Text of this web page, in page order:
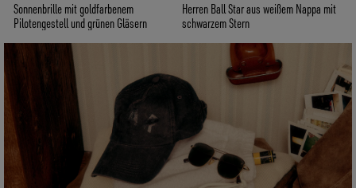
Sonnenbrille mit goldfarbenem
Pilotengestell und grünen Gläsern
Herren Ball Star aus weißem Nappa mit
schwarzem Stern